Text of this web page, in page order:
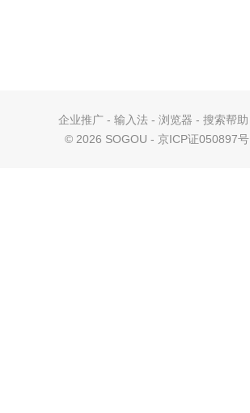
企业推广 - 输入法 - 浏览器 - 搜索帮助
© 2026 SOGOU - 京ICP证050897号